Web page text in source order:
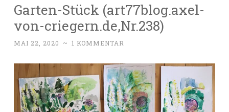
Garten-Stück (art77blog.axel-
von-criegern.de,Nr.238)
MAI 22, 2020 ~ 1 KOMMENTAR